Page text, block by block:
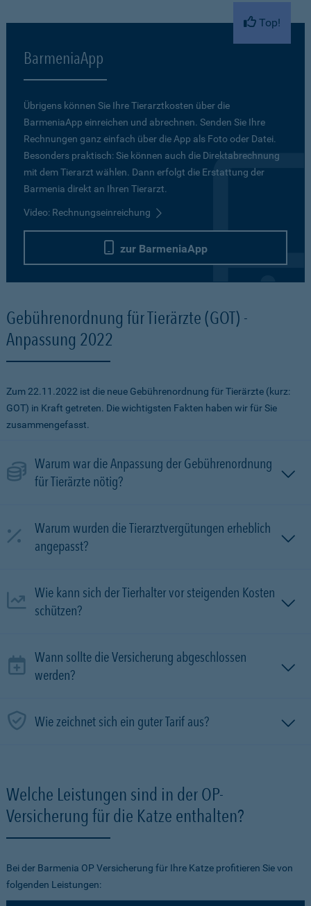
Top!
BarmeniaApp
Übrigens können Sie Ihre Tierarztkosten über die
BarmeniaApp einreichen und abrechnen. Senden Sie Ihre
Rechnungen ganz einfach über die App als Foto oder Datei.
Besonders praktisch: Sie können auch die Direktabrechnung
mit dem Tierarzt wählen. Dann erfolgt die Erstattung der
Barmenia direkt an Ihren Tierarzt.
Video: Rechnungseinreichung
zur BarmeniaApp
Gebührenordnung für Tierärzte (GOT) -
Anpassung 2022
Zum 22.11.2022 ist die neue Gebührenordnung für Tierärzte (kurz:
GOT) in Kraft getreten. Die wichtigsten Fakten haben wir für Sie
zusammengefasst.
Warum war die Anpassung der Gebührenordnung
für Tierärzte nötig?
Warum wurden die Tierarztvergütungen erheblich
angepasst?
Wie kann sich der Tierhalter vor steigenden Kosten
schützen?
Wann sollte die Versicherung abgeschlossen
werden?
Wie zeichnet sich ein guter Tarif aus?
Welche Leistungen sind in der OP-
Versicherung für die Katze enthalten?
Bei der Barmenia OP Versicherung für Ihre Katze profitieren Sie von
folgenden Leistungen: